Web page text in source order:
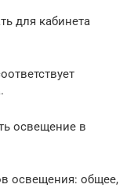
для кабинета
освещение в
освещения: общее,